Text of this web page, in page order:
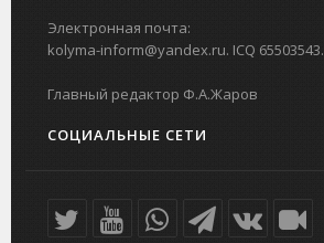
Электронная почта:
kolyma-inform@yandex.ru. ICQ 65503543.
Главный редактор Ф.А.Жаров
СОЦИАЛЬНЫЕ СЕТИ